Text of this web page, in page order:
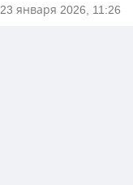
23 января 2026, 11:26